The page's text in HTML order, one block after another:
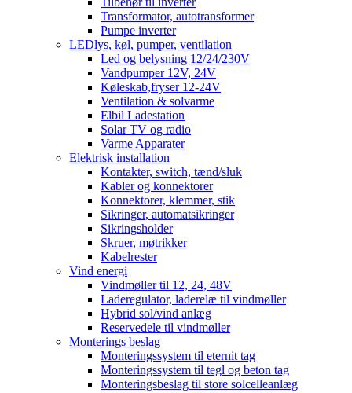
Transformator, autotransformer
Pumpe inverter
LEDlys, køl, pumper, ventilation
Led og belysning 12/24/230V
Vandpumper 12V, 24V
Køleskab,fryser 12-24V
Ventilation & solvarme
Elbil Ladestation
Solar TV og radio
Varme Apparater
Elektrisk installation
Kontakter, switch, tænd/sluk
Kabler og konnektorer
Konnektorer, klemmer, stik
Sikringer, automatsikringer
Sikringsholder
Skruer, møtrikker
Kabelrester
Vind energi
Vindmøller til 12, 24, 48V
Laderegulator, laderelæ til vindmøller
Hybrid sol/vind anlæg
Reservedele til vindmøller
Monterings beslag
Monteringssystem til eternit tag
Monteringssystem til tegl og beton tag
Monteringsbeslag til store solcelleanlæg